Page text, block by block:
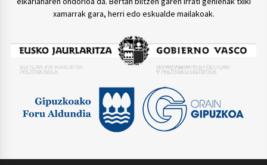
xamarrak gara, herri edo eskualde mailakoak.